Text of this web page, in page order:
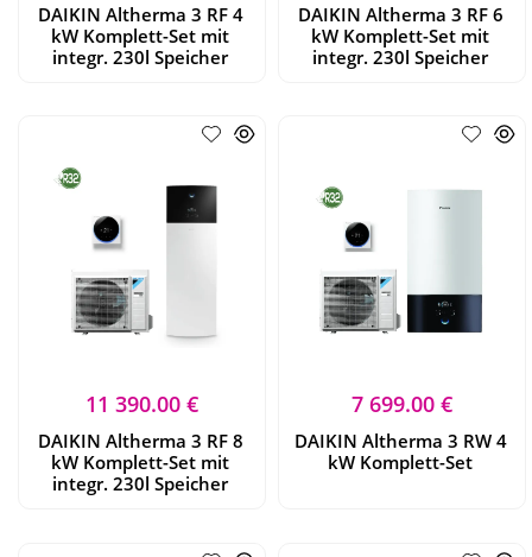
DAIKIN Altherma 3 RF 4
kW Komplett-Set mit
integr. 230l Speicher
DAIKIN Altherma 3 RF 6
kW Komplett-Set mit
integr. 230l Speicher
DAIKIN Altherma 3 RF 8
kW Komplett-Set mit
integr. 230l Speicher
11 390.00 €
DAIKIN Altherma 3 RW 4
kW Komplett-Set
7 699.00 €